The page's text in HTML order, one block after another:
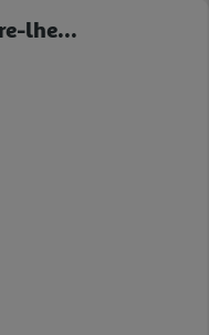
lhe...